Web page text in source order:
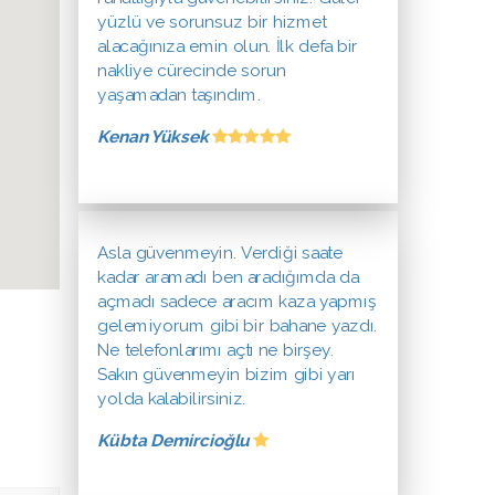
yüzlü ve sorunsuz bir hizmet
alacağınıza emin olun. İlk defa bir
nakliye cürecinde sorun
yaşamadan taşındım.
Kenan Yüksek
Asla güvenmeyin. Verdiği saate
kadar aramadı ben aradığımda da
açmadı sadece aracım kaza yapmış
gelemiyorum gibi bir bahane yazdı.
Ne telefonlarımı açtı ne birşey.
Sakın güvenmeyin bizim gibi yarı
yolda kalabilirsiniz.
Kübta Demircioğlu